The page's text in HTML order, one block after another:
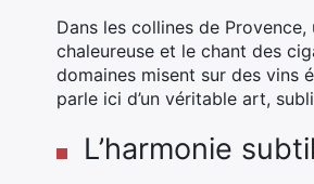
Dans les collines de
chaleureuse et le chant des
domaines misent sur des vins
parle ici d’un véritable art,
L’harmonie